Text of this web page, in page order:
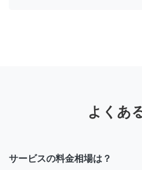
よくあ
サービスの料金相場は？